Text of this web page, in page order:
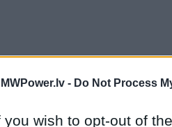
- Do Not Process
you wish to opt-out of